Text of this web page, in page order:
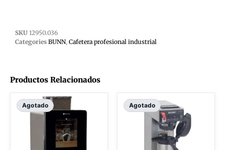
SKU 12950.036
Categories BUNN, Cafetera profesional industrial
Productos Relacionados
Agotado Agotado